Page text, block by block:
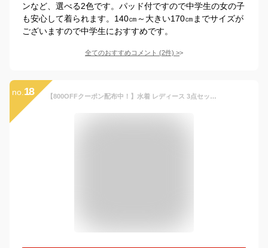
ンなど、選べる2色です。パッド付ですので中学生の女の子
も安心して着られます。140㎝～大きい170㎝までサイズが
ございますので中学生におすすめです。
全てのおすすめコメント (2件) >
no. 18 【800OFFクーポン配布中！】水着 レディース 3点セット 体型カバー セパレート Tシャツ 半袖 上下セット ワンピース スポーティー パッド付き 夏 韓国風 かわいい 女の子 少女 学生 中学生 高校生 露出控えめ リゾート 水泳 ビーチ 海 温泉 プール